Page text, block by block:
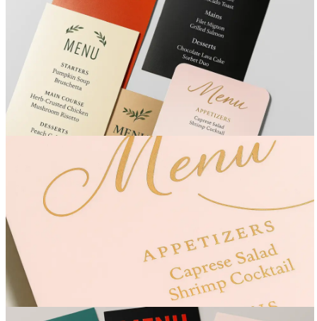
Франшиза
Контакты